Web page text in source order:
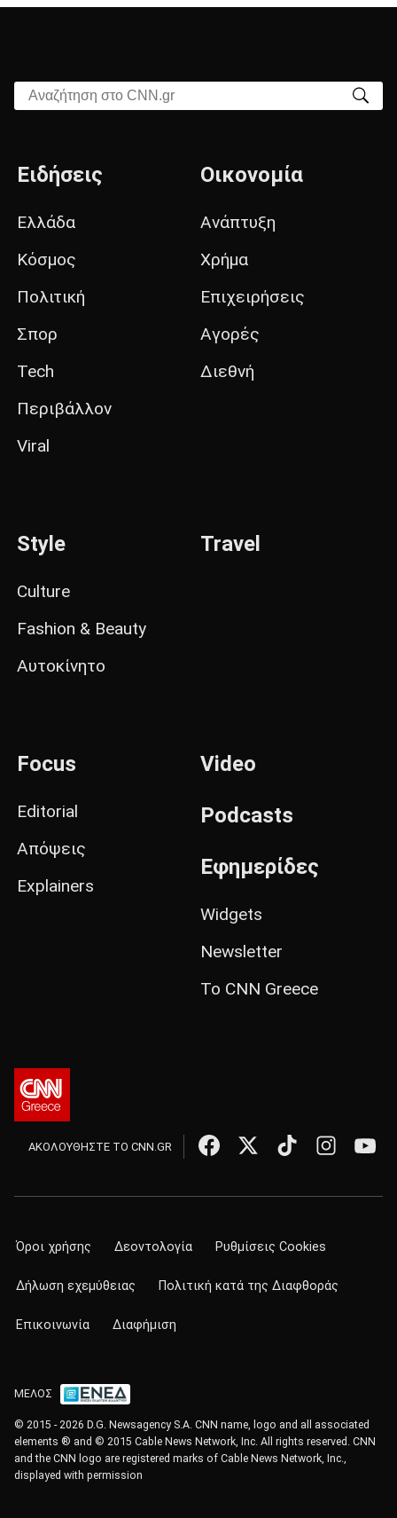
Αναζήτηση στο CNN.gr
Ειδήσεις
Ελλάδα
Κόσμος
Πολιτική
Σπορ
Tech
Περιβάλλον
Viral
Οικονομία
Ανάπτυξη
Χρήμα
Επιχειρήσεις
Αγορές
Διεθνή
Style
Culture
Fashion & Beauty
Αυτοκίνητο
Travel
Focus
Editorial
Απόψεις
Explainers
Video
Podcasts
Εφημερίδες
Widgets
Newsletter
Το CNN Greece
ΑΚΟΛΟΥΘΗΣΤΕ ΤΟ CNN.GR
Όροι χρήσης Δεοντολογία Ρυθμίσεις Cookies
Δήλωση εχεμύθειας Πολιτική κατά της Διαφθοράς
Επικοινωνία Διαφήμιση
ΜΕΛΟΣ
© 2015 - 2026 D.G. Newsagency S.A. CNN name, logo and all associated
elements ® and © 2015 Cable News Network, Inc. All rights reserved. CNN
and the CNN logo are registered marks of Cable News Network, Inc.,
displayed with permission